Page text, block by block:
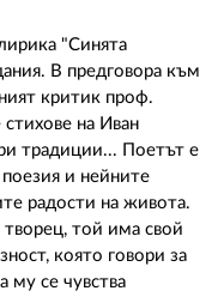
"Синята
В предговора към
критик проф.
на Иван
традиции... Поетът е
и нейните
радости на живота.
той има свой
която говори за
му се чувства